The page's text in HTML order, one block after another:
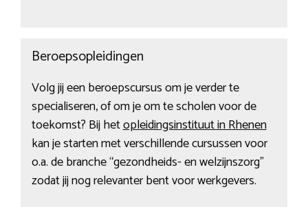
Beroepsopleidingen
Volg jij een beroepscursus om je verder te
specialiseren, of om je om te scholen voor de
toekomst? Bij hetopleidingsinstituut in Rhenen
kan je starten met verschillende cursussen voor
o.a. de branche “gezondheids- en welzijnszorg”
zodat jij nog relevanter bent voor werkgevers.